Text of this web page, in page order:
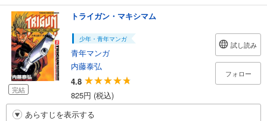
完結
トライガン・マキシマム
少年・青年マンガ
青年マンガ
内藤泰弘
4.8
825円 (税込)
試し読み
フォロー
あらすじを表示する